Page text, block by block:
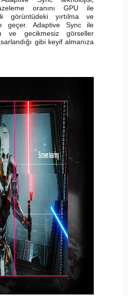
oranını GPU ile
görüntüdeki yırtılma ve
geçer. Adaptive Sync ile
ve gecikmesiz görseller
gibi keyif almanıza